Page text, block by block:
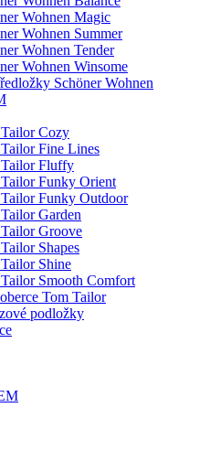
Wohnen Magic
Wohnen Summer
Wohnen Tender
Wohnen Winsome
Schöner Wohnen
Cozy
Fine Lines
Fluffy
Funky Orient
Funky Outdoor
Garden
Groove
Shapes
Shine
Smooth Comfort
Tom Tailor
podložky